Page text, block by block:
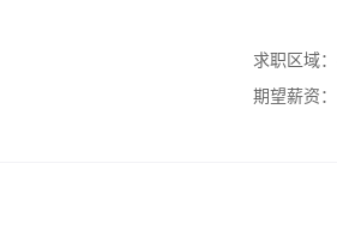
求职区域：
期望薪资：